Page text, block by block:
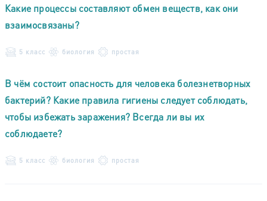
Какие процессы составляют обмен веществ, как они
взаимосвязаны?
5 класс биология простая
В чём состоит опасность для человека болезнетворных
бактерий? Какие правила гигиены следует соблюдать,
чтобы избежать заражения? Всегда ли вы их
соблюдаете?
5 класс биология простая